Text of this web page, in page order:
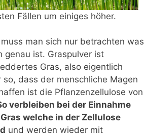
Fällen um einiges höher.
man sich nur betrachten was
genau ist. Graspulver ist
Gras, also eigentlich
dass der menschliche Magen
ist die Pflanzenzellulose von
verbleiben bei der Einnahme
welche in der Zellulose
und werden wieder mit